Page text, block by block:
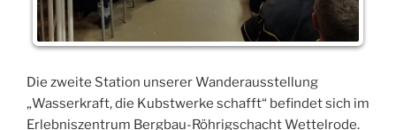
Die zweite Station unserer Wanderausstellung
„Wasserkraft, die Kubstwerke schafft“ befindet sich im
Erlebniszentrum Bergbau-Röhrigschacht Wettelrode.